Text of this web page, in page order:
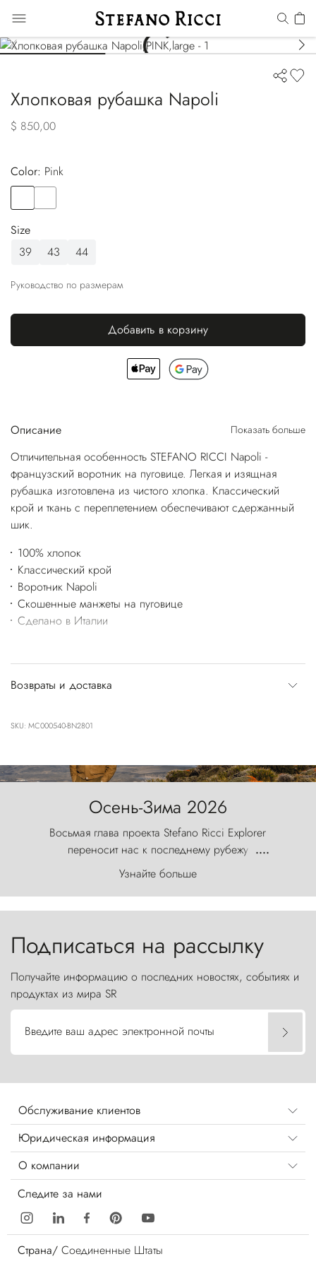
Хлопковая рубашка Napoli
$ 850,00
Color:
pink
Size
39
43 44
Руководство по размерам
Добавить в корзину
Описание Показать больше
Отличительная особенность STEFANO RICCI Napoli -
французский воротник на пуговице. Легкая и изящная
рубашка изготовлена из чистого хлопка. Классический
крой и ткань с переплетением обеспечивают сдержанный
шик.
100% хлопок
Классический крой
Воротник Napoli
Скошенные манжеты на пуговице
Сделано в Италии
Возвраты и доставка
SKU: MC000540-BN2801
Осень-Зима 2026
Восьмая глава проекта Stefano Ricci Explorer
переносит нас к последнему рубежу
первозданного мира, где ветер с
первобытной яростью ваяет ландшафт, а пики
Торрес-дель-Пайне, словно каменные стражи,
....
Узнайте больше
Подписаться на рассылку
Получайте информацию о последних новостях, событиях и
продуктах из мира SR
Введите ваш адрес электронной почты
Обслуживание клиентов
Юридическая информация
О компании
Следите за нами
Страна/ Соединенные Штаты